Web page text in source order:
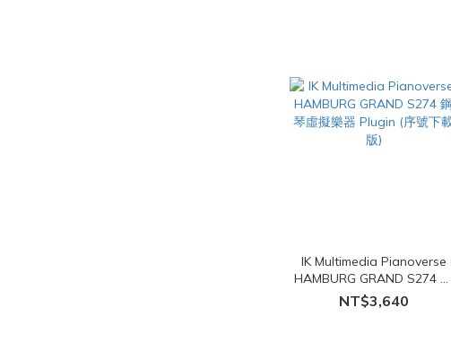
IK Multimedia Pianoverse
HAMBURG GRAND S274 鋼
琴虛擬樂器 Plugin (序號下載
版)
NT$3,640